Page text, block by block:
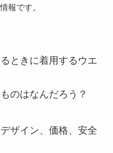
報です。
ときに着用するウエ
のはなんだろう？
ザイン、価格、安全